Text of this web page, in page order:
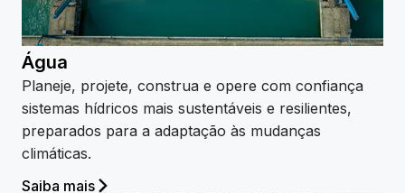
Água
Planeje, projete, construa e opere com confiança
sistemas hídricos mais sustentáveis e resilientes,
preparados para a adaptação às mudanças
climáticas.
Saiba mais